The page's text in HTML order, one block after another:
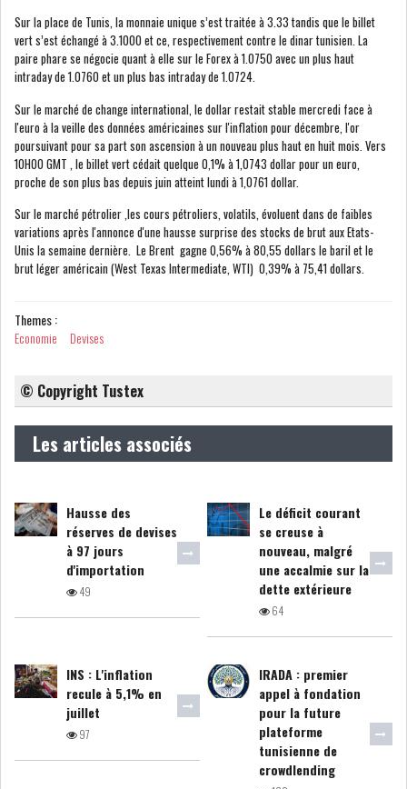
LE CMF ET LA BANQUE DE
FRANCE RENFORCENT...
OFFICEPLAST CHERCHE DEUX
ADMINISTRATEURS...
L’ATB RENFORCE SON
ENGAGEMENT AUPRÈS DES...
COTATION ET ANALYSES
FICHES SOCIÉTÉS
COURS DU JOUR
ANALYSE QUOTIDIENNE
ANALYSE HEBDOMADAIRE
ZOOM ENTREPRISE
ARCHIVES DES COURS
HISTORIQUE ANALYSES HEBDOMADAIRES
Sur la place de Tunis, la monnaie unique s’est traitée à 3.33 tandis que le billet
vert s’est échangé à 3.1000 et ce, respectivement contre le dinar tunisien. La
paire phare se négocie quant à elle sur le Forex à 1.0750 avec un plus haut
intraday de 1.0760 et un plus bas intraday de 1.0724.
Sur le marché de change international, le dollar restait stable mercredi face à
l'euro à la veille des données américaines sur l'inflation pour décembre, l'or
poursuivant pour sa part son ascension à un nouveau plus haut en huit mois. Vers
10H00 GMT , le billet vert cédait quelque 0,1% à 1,0743 dollar pour un euro,
proche de son plus bas depuis juin atteint lundi à 1,0761 dollar.
Sur le marché pétrolier ,les cours pétroliers, volatils, évoluent dans de faibles
variations après l'annonce d'une hausse surprise des stocks de brut aux Etats-
Unis la semaine dernière. Le Brent gagne 0,56% à 80,55 dollars le baril et le
brut léger américain (West Texas Intermediate, WTI) 0,39% à 75,41 dollars.
Themes :
Economie
Devises
© Copyright Tustex
Les articles associés
Hausse des
réserves de devises
à 97 jours
d'importation
49
Le déficit courant
se creuse à
nouveau, malgré
une accalmie sur la
dette extérieure
64
INS : L'inflation
recule à 5,1% en
juillet
97
IRADA : premier
appel à fondation
pour la future
plateforme
tunisienne de
crowdlending